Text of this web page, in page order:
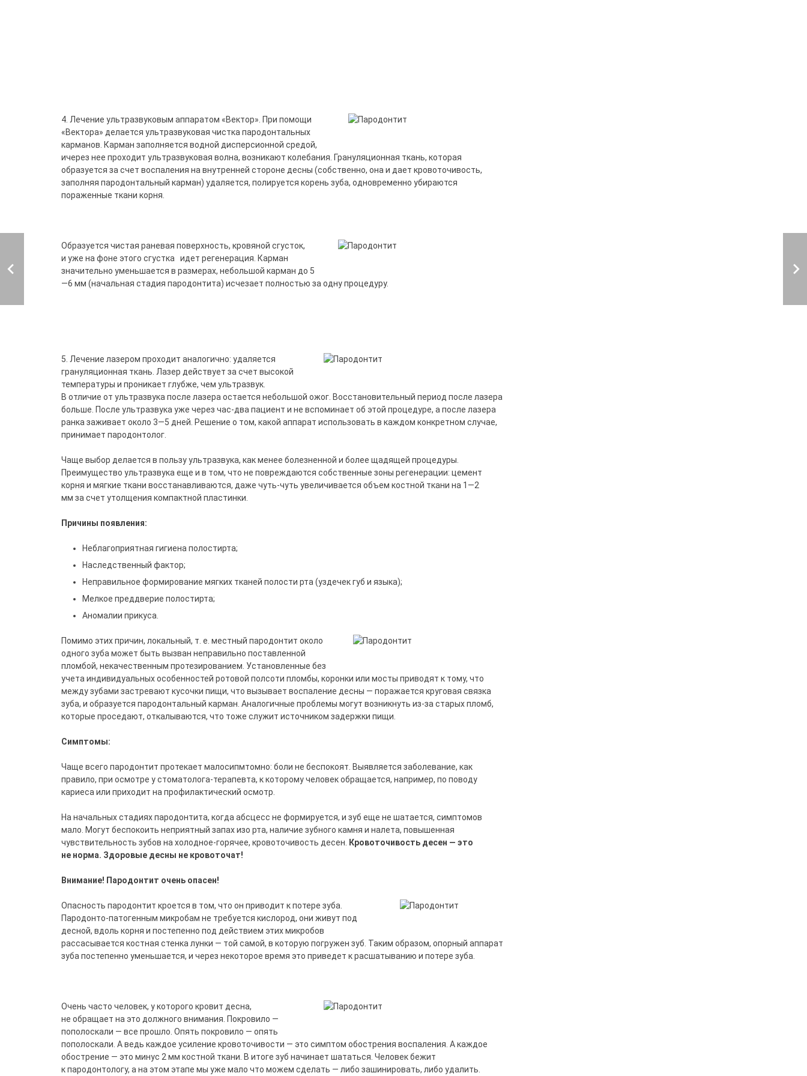
4. Лечение ультразвуковым аппаратом «Вектор». При помощи
«Вектора» делается ультразвуковая чистка пародонтальных
карманов. Карман заполняется водной дисперсионной средой,
ичерез нее проходит ультразвуковая волна, возникают колебания. Грануляционная ткань, которая
образуется за счет воспаления на внутренней стороне десны (собственно, она и дает кровоточивость,
заполняя пародонтальный карман) удаляется, полируется корень зуба, одновременно убираются
пораженные ткани корня.
Образуется чистая раневая поверхность, кровяной сгусток,
и уже на фоне этого сгустка идет регенерация. Карман
значительно уменьшается в размерах, небольшой карман до 5
—6 мм (начальная стадия пародонтита) исчезает полностью за одну процедуру.
5. Лечение лазером проходит аналогично: удаляется
грануляционная ткань. Лазер действует за счет высокой
температуры и проникает глубже, чем ультразвук.
В отличие от ультразвука после лазера остается небольшой ожог. Восстановительный период после лазера
больше. После ультразвука уже через час-два пациент и не вспоминает об этой процедуре, а после лазера
ранка заживает около 3—5 дней. Решение о том, какой аппарат использовать в каждом конкретном случае,
принимает пародонтолог.
Чаще выбор делается в пользу ультразвука, как менее болезненной и более щадящей процедуры.
Преимущество ультразвука еще и в том, что не повреждаются собственные зоны регенерации: цемент
корня и мягкие ткани восстанавливаются, даже чуть-чуть увеличивается объем костной ткани на 1—2
мм за счет утолщения компактной пластинки.
Причины появления:
Неблагоприятная гигиена полостирта;
Наследственный фактор;
Неправильное формирование мягких тканей полости рта (уздечек губ и языка);
Мелкое преддверие полостирта;
Аномалии прикуса.
Помимо этих причин, локальный, т. е. местный пародонтит около
одного зуба может быть вызван неправильно поставленной
пломбой, некачественным протезированием. Установленные без
учета индивидуальных особенностей ротовой полсоти пломбы, коронки или мосты приводят к тому, что
между зубами застревают кусочки пищи, что вызывает воспаление десны — поражается круговая связка
зуба, и образуется пародонтальный карман. Аналогичные проблемы могут возникнуть из-за старых пломб,
которые проседают, откалываются, что тоже служит источником задержки пищи.
Симптомы:
Чаще всего пародонтит протекает малосипмтомно: боли не беспокоят. Выявляется заболевание, как
правило, при осмотре у стоматолога-терапевта, к которому человек обращается, например, по поводу
кариеса или приходит на профилактический осмотр.
На начальных стадиях пародонтита, когда абсцесс не формируется, и зуб еще не шатается, симптомов
мало. Могут беспокоить неприятный запах изо рта, наличие зубного камня и налета, повышенная
чувствительность зубов на холодное-горячее, кровоточивость десен.
Кровоточивость десен — это
не норма. Здоровые десны не кровоточат!
Внимание! Пародонтит очень опасен!
Опасность пародонтит кроется в том, что он приводит к потере зуба.
Пародонто-патогенным микробам не требуется кислород, они живут под
десной, вдоль корня и постепенно под действием этих микробов
рассасывается костная стенка лунки — той самой, в которую погружен зуб. Таким образом, опорный аппарат
зуба постепенно уменьшается, и через некоторое время это приведет к расшатыванию и потере зуба.
Очень часто человек, у которого кровит десна,
не обращает на это должного внимания. Покровило —
пополоскали — все прошло. Опять покровило — опять
пополоскали. А ведь каждое усиление кровоточивости — это симптом обострения воспаления. А каждое
обострение — это минус 2 мм костной ткани. В итоге зуб начинает шататься. Человек бежит
к пародонтологу, а на этом этапе мы уже мало что можем сделать — либо зашинировать, либо удалить.